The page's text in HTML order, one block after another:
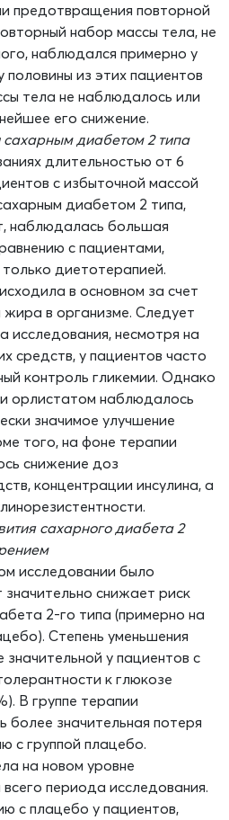
предотвращения повторной
набор массы тела, не
наблюдался примерно у
половины из этих пациентов
тела не наблюдалось или
его снижение.
диабетом 2 типа
длительностью от 6
с избыточной массой
диабетом 2 типа,
наблюдалась большая
с пациентами,
диетотерапией.
в основном за счет
жира в организме. Следует
исследования, несмотря на
средств, у пациентов часто
контроль гликемии. Однако
орлистатом наблюдалось
значимое улучшение
того, на фоне терапии
снижение доз
концентрации инсулина, а
сахарного диабета 2
исследовании было
снижает риск
2-го типа (примерно на
Степень уменьшения
у пациентов с
к глюкозе
В группе терапии
более значительная потеря
с группой плацебо.
на новом уровне
периода исследования.
с плацебо у пациентов,